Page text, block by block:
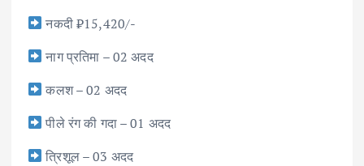
नकदी ₹15,420/-
नाग प्रतिमा – 02 अदद
कलश – 02 अदद
पीले रंग की गदा – 01 अदद
त्रिशूल – 03 अदद